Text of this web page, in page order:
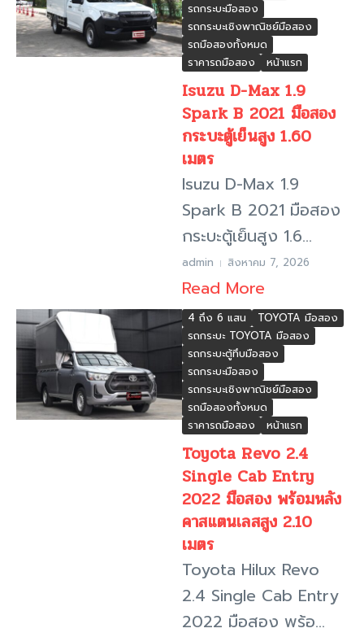
รถกระบะมือสอง
รถกระบะเชิงพาณิชย์มือสอง
รถมือสองทั้งหมด
ราคารถมือสอง
หน้าแรก
Isuzu D-Max 1.9
Spark B 2021 มือสอง
กระบะตู้เย็นสูง 1.60
เมตร
Isuzu D-Max 1.9
Spark B 2021 มือสอง
กระบะตู้เย็นสูง 1.6...
admin สิงหาคม 7, 2026
Read More
4 ถึง 6 แสน
TOYOTA มือสอง
รถกระบะ TOYOTA มือสอง
รถกระบะตู้ทึบมือสอง
รถกระบะมือสอง
รถกระบะเชิงพาณิชย์มือสอง
รถมือสองทั้งหมด
ราคารถมือสอง
หน้าแรก
Toyota Revo 2.4
Single Cab Entry
2022 มือสอง พร้อมหลัง
คาสแตนเลสสูง 2.10
เมตร
Toyota Hilux Revo
2.4 Single Cab Entry
2022 มือสอง พร้อ...